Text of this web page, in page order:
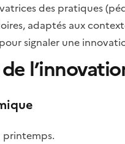
des pratiques
adaptés aux
pour signaler une
printemps.